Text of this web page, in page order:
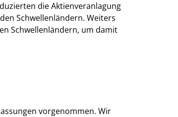
die Aktienveranlagung
Schwellenländern. Weiters
Schwellenländern, um damit
vorgenommen. Wir